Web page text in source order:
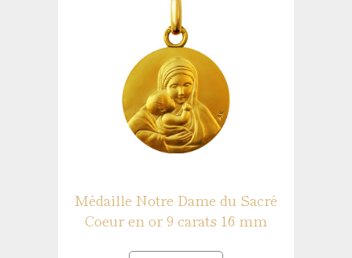
Médaille Notre Dame du Sacré
Coeur en or 9 carats 16 mm